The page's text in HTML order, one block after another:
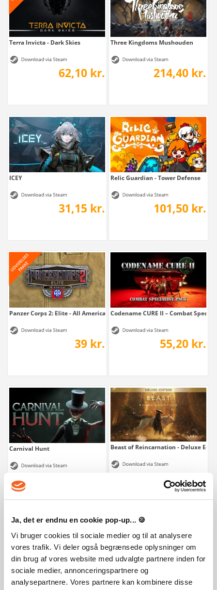
Ja, det er endnu en cookie pop-up... 🍪
Vi bruger cookies til sociale medier og til at analysere
vores trafik. Vi deler også begrænsede oplysninger om
din brug af vores website med udvalgte partnere inden for
sociale medier, annonceringspartnere og
analysepartnere. Vores partnere kan kombinere disse
Terra Invicta - Dark Skies
62,10 kr.
Three Kingdoms Mushouden
214,40 kr.
ICEY
31,15 kr.
Relic Guardian - Tower Defense
101,50 kr.
Panzer Corps 2: Elite - All American
39 kr.
Codename CURE II – Combat
55,20 kr.
Carnival Hunt Beast of Reincarnation - Deluxe
475 kr.
Beast of Reincarnation Fogpiercer